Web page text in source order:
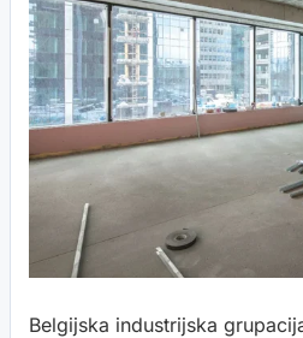
Belgijska industrijska